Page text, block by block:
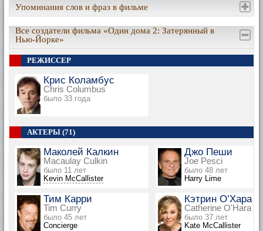
Упоминания слов и фраз в фильме
Все создатели фильма «Один дома 2: Затерянный в
Нью-Йорке»
РЕЖИССЕР
Крис Коламбус
Chris Columbus
было 33 года
АКТЕРЫ (71)
Маколей Калкин
Macaulay Culkin
было 11 лет
Kevin McCallister
Джо Пеши
Joe Pesci
было 48 лет
Harry Lime
Тим Карри
Tim Curry
было 45 лет
Concierge
Кэтрин О’Хара
Catherine O'Hara
было 37 лет
Kate McCallister